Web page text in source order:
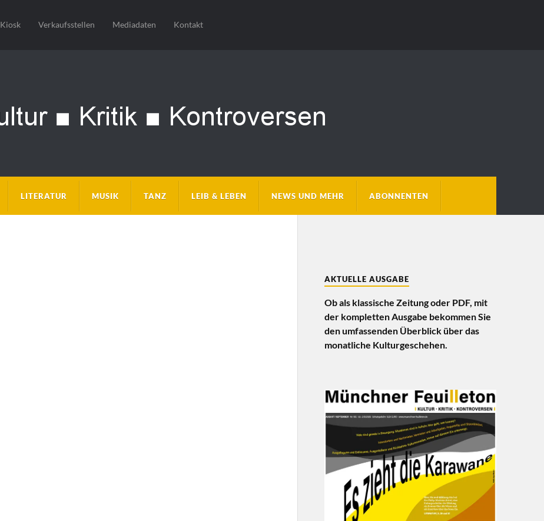
Kiosk Verkaufsstellen Mediadaten Kontakt
LITERATUR MUSIK TANZ LEIB & LEBEN NEWS UND MEHR ABONNENTEN
AKTUELLE AUSGABE
Ob als klassische Zeitung oder PDF, mit
der kompletten Ausgabe bekommen Sie
den umfassenden Überblick über das
monatliche Kulturgeschehen.